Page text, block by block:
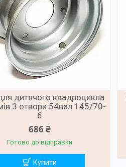
дитячого квадроцикла
3 отвори 54вал 145/70-
6
686 ₴
Готово до відправки
Купити